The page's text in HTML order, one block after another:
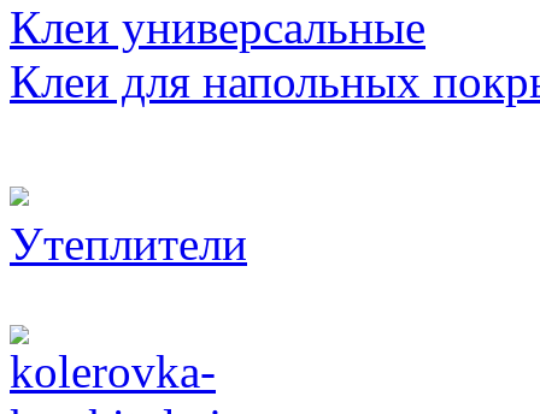
Клеи универсальные
Клеи для напольных
Утеплители